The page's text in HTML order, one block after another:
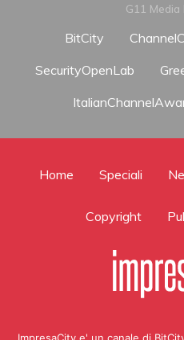
G11
BitCity
SecurityOpenLab
Home Speciali
Copyright
ImpresaCity e' un canale di